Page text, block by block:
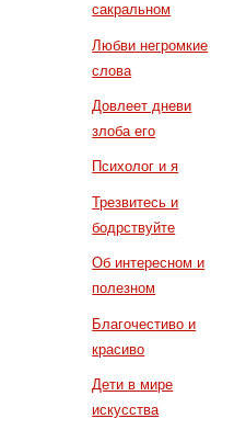
сакральном
Любви негромкие
слова
Довлеет дневи
злоба его
Психолог и я
Трезвитесь и
бодрствуйте
Об интересном и
полезном
Благочестиво и
красиво
Дети в мире
искусства